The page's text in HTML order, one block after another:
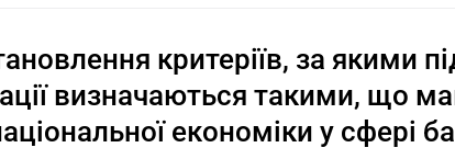
критеріїв, за якими
визначаються такими, що
економіки у сфері